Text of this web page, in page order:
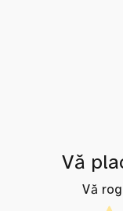
Vă
Vă